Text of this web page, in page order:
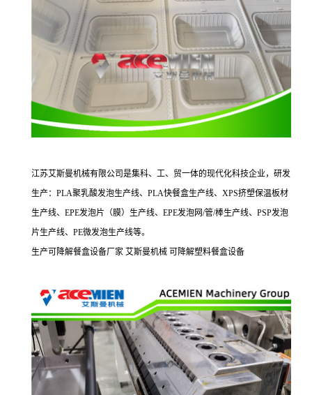
江苏艾斯曼机械有限公司是集科、工、贸一体的现代化科技企业，研发
生产： PLA聚乳酸发泡生产线、 PLA快餐盒生产线、 XPS挤塑保温板材
生产线、 EPE发泡片（膜）生产线、 EPE发泡网/管/棒生产线、 PSP发泡
片生产线、 PE微发泡生产线等。
生产可降解餐盒设备厂家 艾斯曼机械 可降解塑料餐盒设备